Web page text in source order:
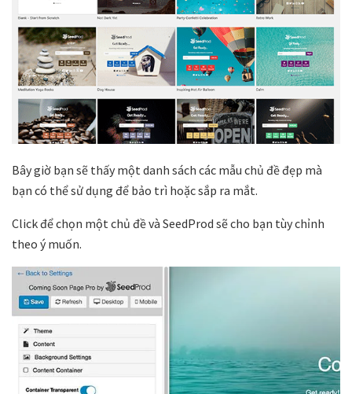
Bây giờ bạn sẽ thấy một danh sách các mẫu chủ đề đẹp mà
bạn có thể sử dụng để bảo trì hoặc sắp ra mắt.
Click để chọn một chủ đề và SeedProd sẽ cho bạn tùy chỉnh
theo ý muốn.